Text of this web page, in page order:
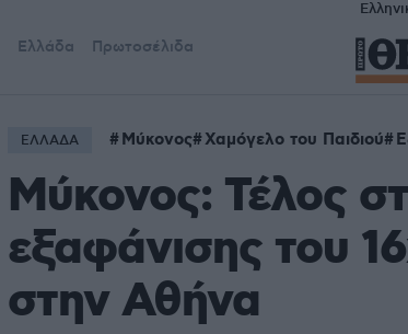
Ελλάδα Πρωτοσέλιδα
ΕΛΛΑΔΑ Μύκονος Χαμόγελο του Παιδιού
Μύκονος: Τέλος
εξαφάνισης του
στην Αθήνα